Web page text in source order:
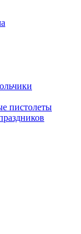
пистолеты